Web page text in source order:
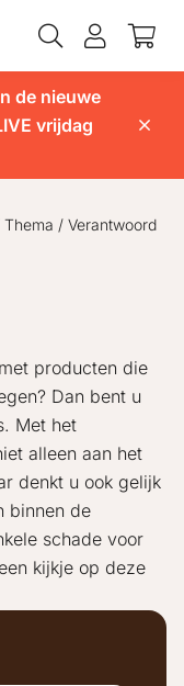
de nieuwe
vrijdag
Thema / Verantwoord
producten die
Dan bent u
Met het
alleen aan het
denkt u ook gelijk
binnen de
schade voor
kijkje op deze